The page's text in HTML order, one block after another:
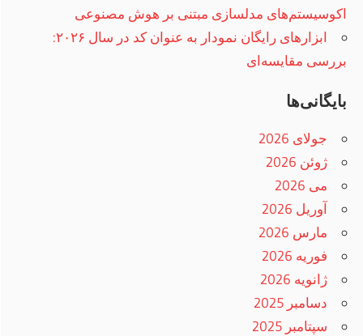
اکوسیستم‌های مدلسازی مبتنی بر هوش مصنوعی
ابزارهای رایگان نمودار به عنوان کد در سال ۲۰۲۶:
بررسی مقایسه‌ای
بایگانی‌ها
جولای 2026
ژوئن 2026
می 2026
آوریل 2026
مارس 2026
فوریه 2026
ژانویه 2026
دسامبر 2025
سپتامبر 2025